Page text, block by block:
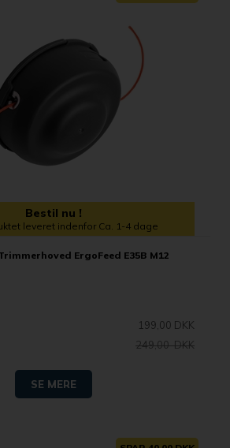
Bestil nu !
leveret indenfor Ca. 1-4 dage
ErgoFeed E35B M12
199,00 DKK
249,00 DKK
SE MERE